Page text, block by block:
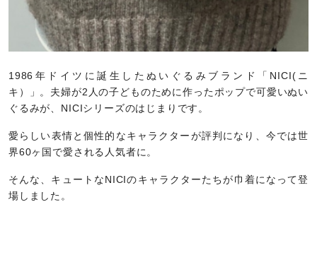
1986年ドイツに誕生したぬいぐるみブランド「NICI(ニ
キ）」。夫婦が2人の子どものために作ったポップで可愛いぬい
ぐるみが、NICIシリーズのはじまりです。
愛らしい表情と個性的なキャラクターが評判になり、今では世
界60ヶ国で愛される人気者に。
そんな、キュートなNICIのキャラクターたちが巾着になって登
場しました。